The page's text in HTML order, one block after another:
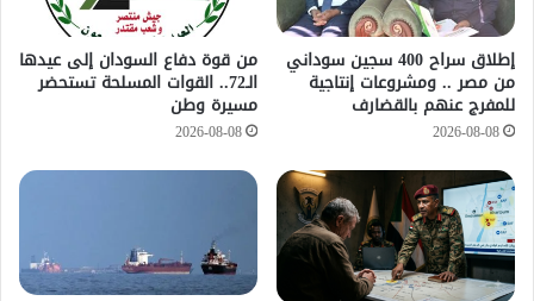
إطلاق سراح 400 سجين سوداني
من مصر .. ومشروعات إنتاجية
للمفرج عنهم بالقضارف
2026-08-08
من قوة دفاع السودان إلى عيدها
الـ72.. القوات المسلحة تستحضر
مسيرة وطن
2026-08-08